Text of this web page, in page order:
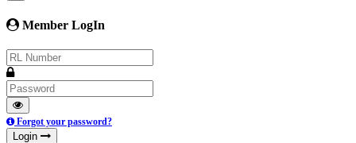
Member LogIn
Forgot your password?
Login